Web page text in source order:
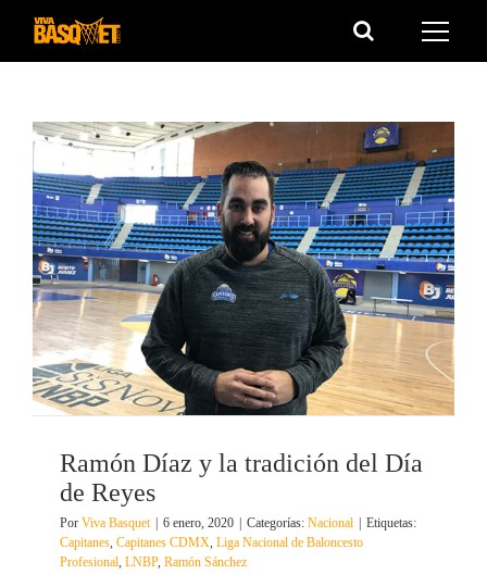
Saltar
Ramón Díaz y la tradición del Día
de Reyes
Por Viva Basquet | 6 enero, 2020 | Categorías: Nacional | Etiquetas:
Capitanes Capitanes CDMX Liga Nacional de Baloncesto
Profesional LNBP, Ramón Sánchez